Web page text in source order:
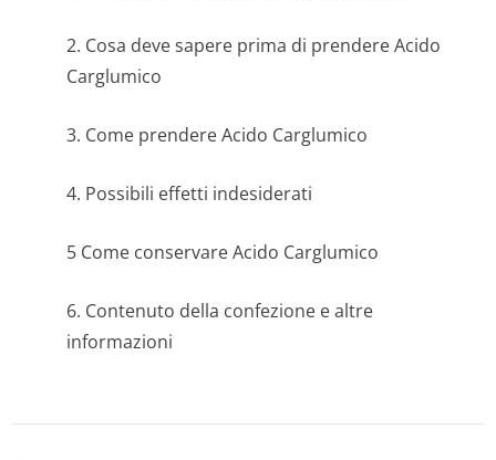
2. Cosa deve sapere prima di prendere Acido
Carglumico
3. Come prendere Acido Carglumico
4. Possibili effetti indesiderati
5 Come conservare Acido Carglumico
6. Contenuto della confezione e altre
informazioni